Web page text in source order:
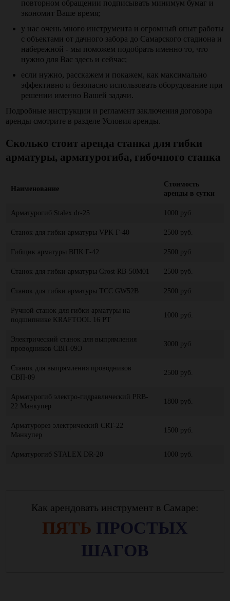
повторном обращении подписывать минимум бумаг и
экономит Ваше время;
у нас очень много инструмента и огромный опыт работы
с объектами от дачного забора до Самарского стадиона и
набережной - мы поможем подобрать именно то, что
нужно для Вас здесь и сейчас;
если нужно, расскажем и покажем, как максимально
эффективно и безопасно использовать оборудование при
решении именно Вашей задачи.
Подробные инструкции и регламент заключения договора
аренды смотрите в разделе Условия аренды.
Сколько стоит аренда станка для гибки
арматуры, арматурогиба, гибочного станка
Наименование
Стоимость
аренды в сутки
Арматурогиб Stalex dr-25 1000 руб.
Станок для гибки арматуры VPK Г-40 2500 руб.
Гибщик арматуры ВПК Г-42 2500 руб.
Станок для гибки арматуры Grost RB-50М01 2500 руб.
Станок для гибки арматуры ТСС GW52B 2500 руб.
Ручной станок для гибки арматуры на
подшипнике KRAFTOOL 16 PT
1000 руб.
Электрический станок для выпрямления
проводников СВП-09Э
3000 руб.
Станок для выпрямления проводников
СВП-09
2500 руб.
Арматурогиб электро-гидравлический PRB-
22 Манкупер
1800 руб.
Арматурорез электрический CRT-22
Манкупер
1500 руб.
Арматурогиб STALEX DR-20 1000 руб.
Как арендовать инструмент в Самаре:
ПЯТЬ ПРОСТЫХ
ШАГОВ